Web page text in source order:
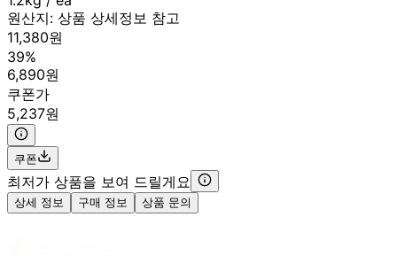
원산지: 상품 상세정보 참고
11,380원
39%
6,890원
쿠폰가
5,237원
쿠폰
최저가 상품을 보여 드릴게요
상세 정보 구매 정보 상품 문의